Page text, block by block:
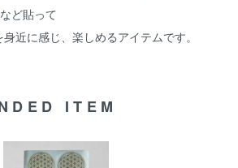
ど貼って
近に感じ、楽しめるアイテムです。
ITEM